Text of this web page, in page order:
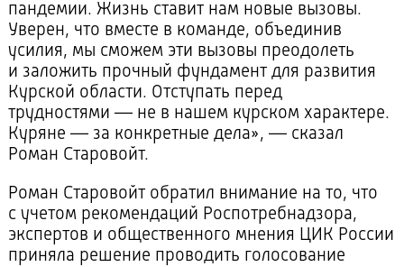
пандемии. Жизнь ставит нам новые вызовы.
Уверен, что вместе в команде, объединив
усилия, мы сможем эти вызовы преодолеть
и заложить прочный фундамент для развития
Курской области. Отступать перед
трудностями — не в нашем курском характере.
Куряне — за конкретные дела», — сказал
Роман Старовойт.
Роман Старовойт обратил внимание на то, что
с учетом рекомендаций Роспотребнадзора,
экспертов и общественного мнения ЦИК России
приняла решение проводить голосование